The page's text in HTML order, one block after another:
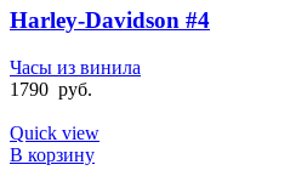
Harley-Davidson #4
Часы из винила
1790 руб.
Quick view
В корзину